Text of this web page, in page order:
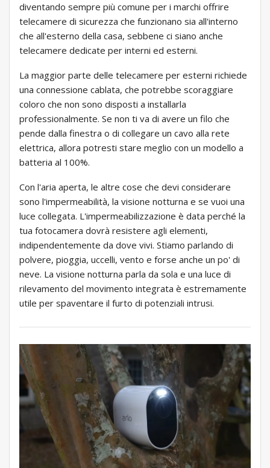
diventando sempre più comune per i marchi offrire
telecamere di sicurezza che funzionano sia all'interno
che all'esterno della casa, sebbene ci siano anche
telecamere dedicate per interni ed esterni.
La maggior parte delle telecamere per esterni richiede
una connessione cablata, che potrebbe scoraggiare
coloro che non sono disposti a installarla
professionalmente. Se non ti va di avere un filo che
pende dalla finestra o di collegare un cavo alla rete
elettrica, allora potresti stare meglio con un modello a
batteria al 100%.
Con l'aria aperta, le altre cose che devi considerare
sono l'impermeabilità, la visione notturna e se vuoi una
luce collegata. L'impermeabilizzazione è data perché la
tua fotocamera dovrà resistere agli elementi,
indipendentemente da dove vivi. Stiamo parlando di
polvere, pioggia, uccelli, vento e forse anche un po' di
neve. La visione notturna parla da sola e una luce di
rilevamento del movimento integrata è estremamente
utile per spaventare il furto di potenziali intrusi.